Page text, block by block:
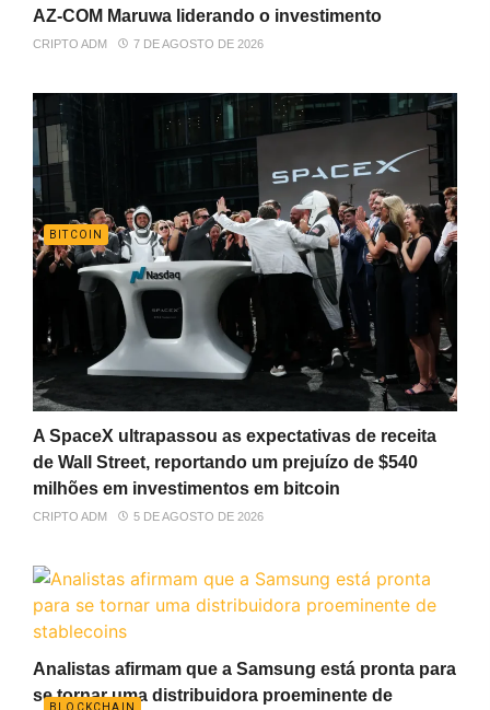
AZ-COM Maruwa liderando o investimento
CRIPTO ADM 7 DE AGOSTO DE 2026
BITCOIN
A SpaceX ultrapassou as expectativas de receita
de Wall Street, reportando um prejuízo de $540
milhões em investimentos em bitcoin
CRIPTO ADM 5 DE AGOSTO DE 2026
BLOCKCHAIN
Analistas afirmam que a Samsung está pronta para
se tornar uma distribuidora proeminente de